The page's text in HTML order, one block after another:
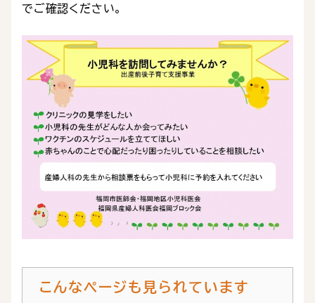
でご確認ください。
こんなページも見られています